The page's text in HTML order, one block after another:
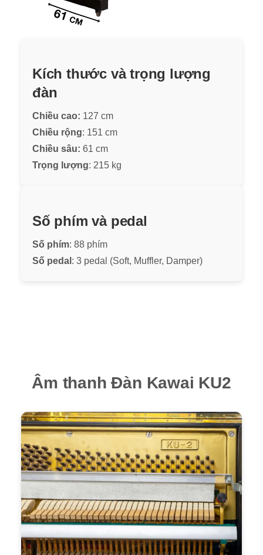
Kích thước và trọng lượng
đàn
Chiều cao: 127 cm
Chiều rộng: 151 cm
Chiều sâu: 61 cm
Trọng lượng: 215 kg
Số phím và pedal
Số phím: 88 phím
Số pedal : 3 pedal (Soft, Muffler, Damper)
Âm thanh Đàn Kawai KU2